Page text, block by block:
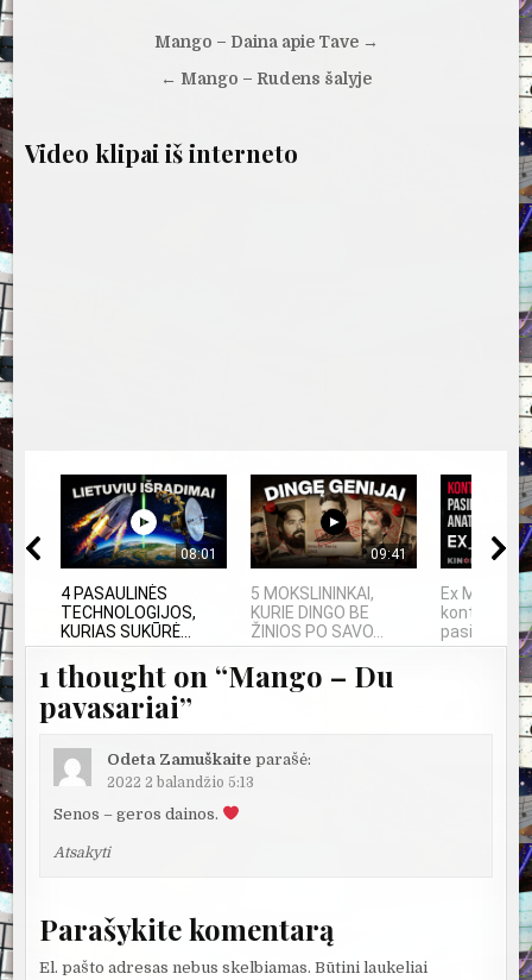
NavigacijaMango – Daina apie Tave →
← Mango – Rudens šalyje
Video klipai iš interneto
08:01
4 PASAULINĖS
TECHNOLOGIJOS,
KURIAS SUKŪRĖ...
09:41
5 MOKSLININKAI,
KURIE DINGO BE
ŽINIOS PO SAVO...
Ex Machina:
kontrolės ir
1 thought on “Mango – Du
pavasariai”
Odeta Zamuškaite parašė:
2022 2 balandžio 5:13
Senos – geros dainos.
Atsakyti
Parašykite komentarą
El. pašto adresas nebus skelbiamas. Būtini laukeliai